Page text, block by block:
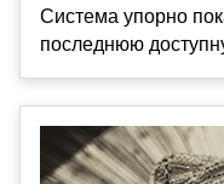
Система упорно
последнюю